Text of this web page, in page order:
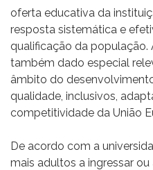
oferta educativa da
resposta sistemática e
qualificação da população.
também dado especial
âmbito do
qualidade, inclusivos,
competitividade da União
De acordo com a
mais adultos a ingressar